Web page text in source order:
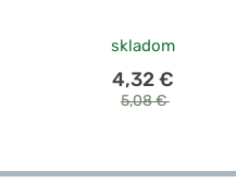
skladom
4,32 €
5,08 €